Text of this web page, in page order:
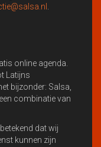
online agenda.
Latijns
bijzonder: Salsa,
combinatie van
dat wij
kunnen zijn